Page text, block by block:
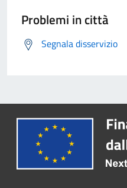
Problemi in città
Segnala disservizio